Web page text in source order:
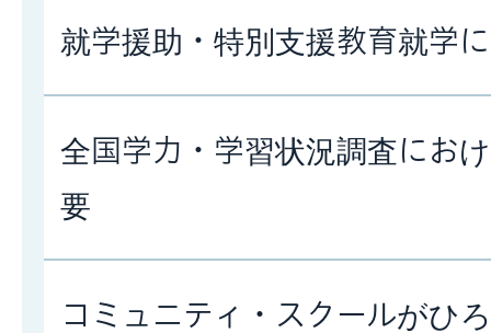
就学援助・特別支援教育就学
全国学力・学習状況調査にお
要
コミュニティ・スクールがひ